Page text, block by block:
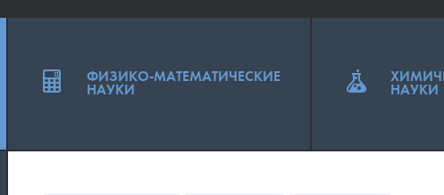
ФИЗИКО-МАТЕМАТИЧЕСКИЕ
НАУКИ НАУКИ